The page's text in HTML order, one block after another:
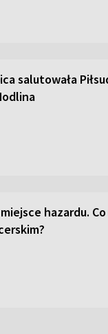
salutowała
hazardu.